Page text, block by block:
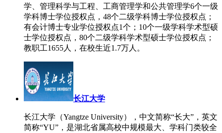
学、管理科学与工程、工商管理学和公共管理学6个一级
学科博士学位授权点，48个二级学科博士学位授权点；
有会计博士专业学位授权点1个；10个一级学科学术型硕
士学位授权点，80个二级学科学术型硕士学位授权点；
教职工1655人，在校生近1.7万人。
长江大学
长江大学（Yangtze University），中文简称“长大”，英文
简称“YU”，是湖北省属高校中规模最大、学科门类较全